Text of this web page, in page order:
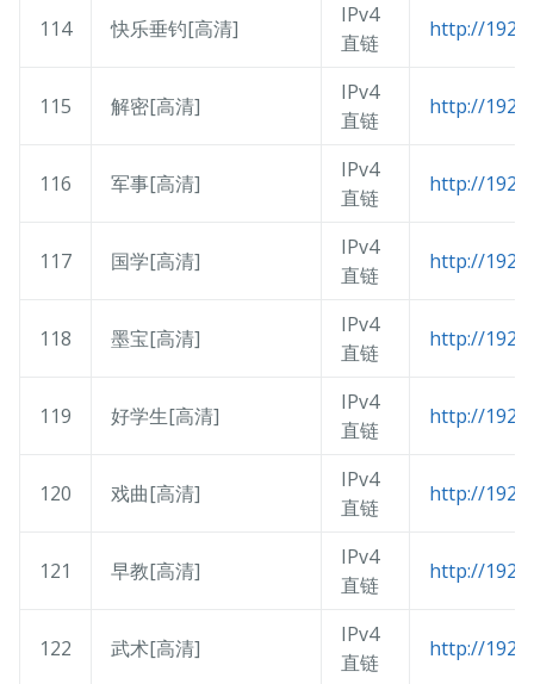
114 快乐垂钓[高清]
IPv4
直链
http://
115 解密[高清]
IPv4
直链
http://
116 军事[高清]
IPv4
直链
http://
117 国学[高清]
IPv4
直链
http://
118 墨宝[高清]
IPv4
直链
http://
119 好学生[高清]
IPv4
直链
http://
120 戏曲[高清]
IPv4
直链
http://
121 早教[高清]
IPv4
直链
http://
122 武术[高清]
IPv4
直链
http://